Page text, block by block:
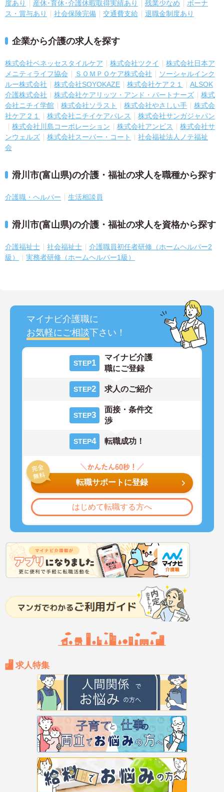
度あり 産休･育休･介護休暇取得実績あり 残業少なめ
ボーナ
ス・賞与あり
社会保険完備 交通費支給 退職金制度あり
企業から介護の求人を探す
株式会社ベネッセスタイルケア 株式会社ツクイ
株式会社日本ア
メニティライフ協会
ＳＯＭＰＯケア株式会社
ソーシャルインク
ルー株式会社
株式会社SOYOKAZE 株式会社ケア２１
ALSOK
介護株式会社
株式会社ケアリッツ・アンド・パートナーズ
株式
会社ニチイ学館
株式会社ソラスト 株式会社やさしい手
株式会
社ケア２１
株式会社ニチイケアパレス
株式会社サンガジャパン
株式会社川島コーポレーション
株式会社アンビス
株式会社サ
ンウェルズ
株式会社スーパー・コート
社会福祉法人ノテ福祉
会
滑川市(富山県)の介護・福祉の求人を職種から探す
介護職・ヘルパー 生活相談員
滑川市(富山県)の介護・福祉の求人を資格から探す
介護福祉士 社会福祉士
介護職員初任者研修（ホームヘルパー2
級）
実務者研修（ホームヘルパー1級）
マイナビ介護職に
お気軽にご相談下さい！
STEP1
マイナビ介護
職にご登録
STEP2 求人のご紹介
STEP3
面接・条件交
渉
STEP4 転職成功！
転職サポートに登録
はじめて転職する方へ
求人特集